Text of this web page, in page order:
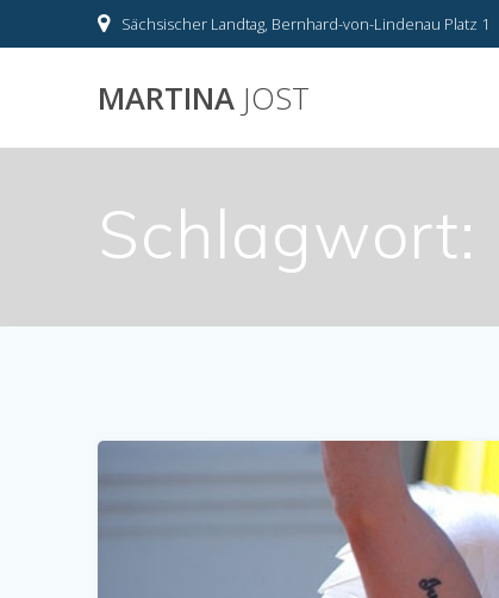
to
Sächsischer Landtag, Bernhard-von-Lindenau Platz 1
MARTINA JOST
Schlagwort: